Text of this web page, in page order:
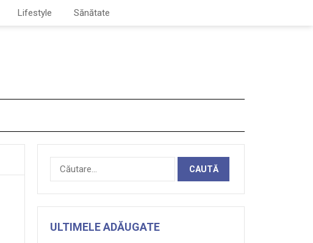
Lifestyle Sănătate
Caută
după:
ULTIMELE ADĂUGATE